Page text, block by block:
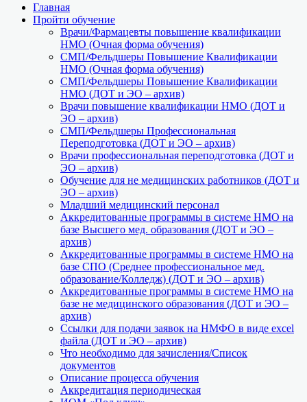
Главная
Пройти обучение
Врачи/Фармацевты повышение квалификации
НМО (Очная форма обучения)
СМП/Фельдшеры Повышение Квалификации
НМО (Очная форма обучения)
СМП/Фельдшеры Повышение Квалификации
НМО (ДОТ и ЭО – архив)
Врачи повышение квалификации НМО (ДОТ и
ЭО – архив)
СМП/Фельдшеры Профессиональная
Переподготовка (ДОТ и ЭО – архив)
Врачи профессиональная переподготовка (ДОТ и
ЭО – архив)
Обучение для не медицинских работников (ДОТ и
ЭО – архив)
Младший медицинский персонал
Аккредитованные программы в системе НМО на
базе Высшего мед. образования (ДОТ и ЭО –
архив)
Аккредитованные программы в системе НМО на
базе СПО (Среднее профессиональное мед.
образование/Колледж) (ДОТ и ЭО – архив)
Аккредитованные программы в системе НМО на
базе не медицинского образования (ДОТ и ЭО –
архив)
Ссылки для подачи заявок на НМФО в виде excel
файла (ДОТ и ЭО – архив)
Что необходимо для зачисления/Список
документов
Описание процесса обучения
Аккредитация периодическая